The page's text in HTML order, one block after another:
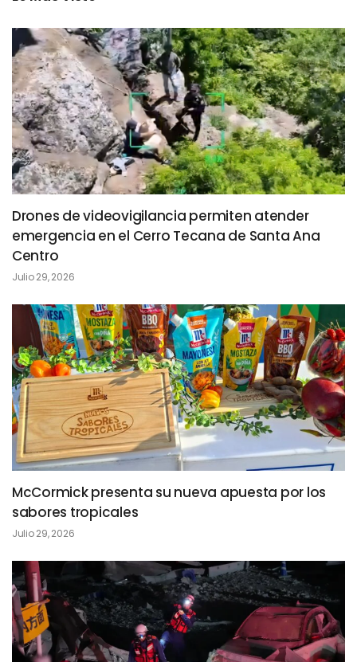
Drones de videovigilancia permiten atender
emergencia en el Cerro Tecana de Santa Ana
Centro
Julio 29, 2026
McCormick presenta su nueva apuesta por los
sabores tropicales
Julio 29, 2026